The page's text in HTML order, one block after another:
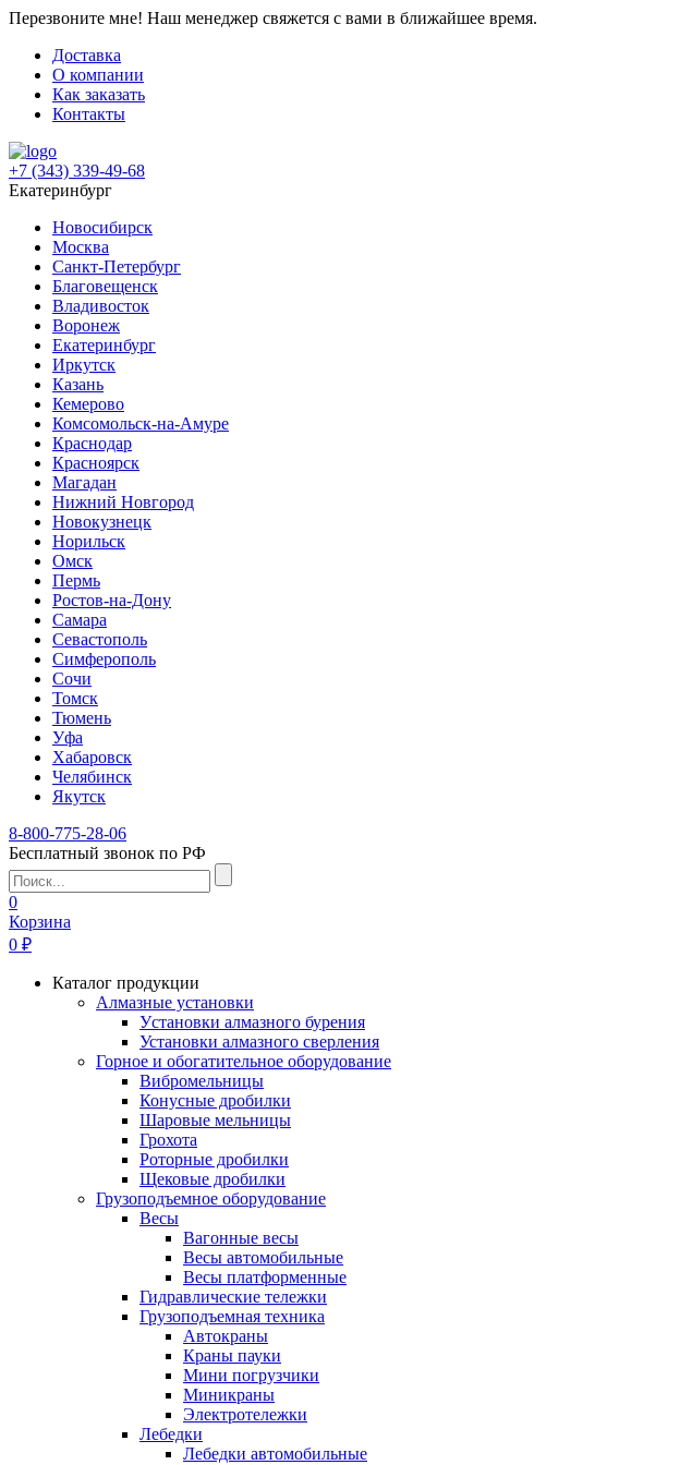
Перезвоните мне! Наш менеджер свяжется с вами в ближайшее время.
Доставка
О компании
Как заказать
Контакты
+7 (343) 339-49-68
Екатеринбург
Новосибирск
Москва
Санкт-Петербург
Благовещенск
Владивосток
Воронеж
Екатеринбург
Иркутск
Казань
Кемерово
Комсомольск-на-Амуре
Краснодар
Красноярск
Магадан
Нижний Новгород
Новокузнецк
Норильск
Омск
Пермь
Ростов-на-Дону
Самара
Севастополь
Симферополь
Сочи
Томск
Тюмень
Уфа
Хабаровск
Челябинск
Якутск
8-800-775-28-06
Бесплатный звонок по РФ
0
Корзина
0 ₽
Каталог продукции
Алмазные установки
Уcтановки алмазного бурения
Установки алмазного сверления
Горное и обогатительное оборудование
Вибромельницы
Конусные дробилки
Шаровые мельницы
Грохота
Роторные дробилки
Щековые дробилки
Грузоподъемное оборудование
Весы
Вагонные весы
Весы автомобильные
Весы платформенные
Гидравлические тележки
Грузоподъемная техника
Автокраны
Краны пауки
Мини погрузчики
Миникраны
Электротележки
Лебедки
Лебедки автомобильные